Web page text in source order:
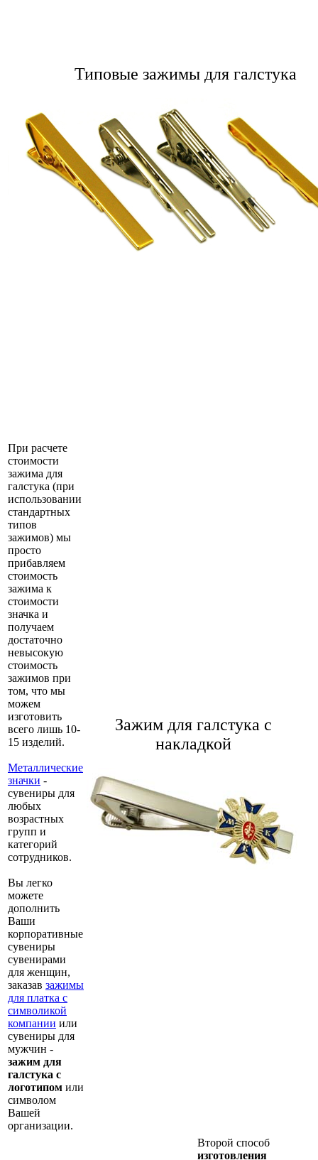
Типовые зажимы для галстука
При расчете
стоимости
зажима для
галстука (при
использовании
стандартных
типов
зажимов) мы
просто
прибавляем
стоимость
зажима к
стоимости
значка и
получаем
достаточно
невысокую
стоимость
зажимов при
том, что мы
можем
изготовить
всего лишь 10-
15 изделий.
Металлические
значки -
сувениры для
любых
возрастных
групп и
категорий
сотрудников.
Вы легко
можете
дополнить
Ваши
корпоративные
сувениры
сувенирами
для женщин,
заказав зажимы
для платка с
символикой
компании или
сувениры для
мужчин -
зажим для
галстука с
логотипом или
символом
Вашей
организации.
Зажим для галстука с
накладкой
Второй способ
изготовления